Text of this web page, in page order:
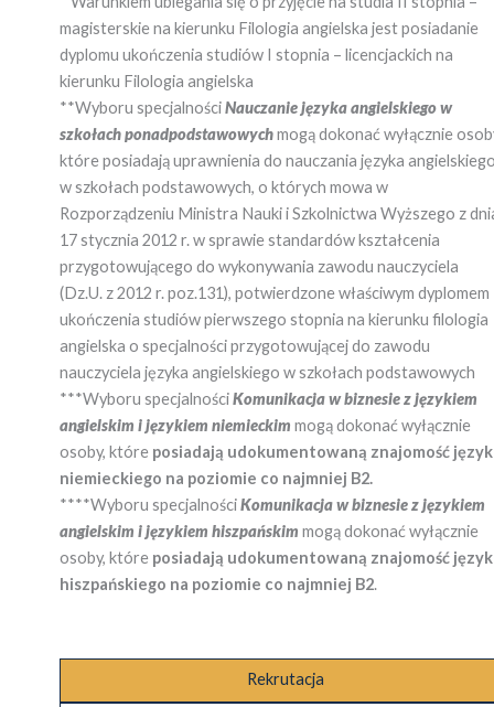
magisterskie na kierunku Filologia angielska jest posiadanie
dyplomu ukończenia studiów I stopnia – licencjackich na
kierunku Filologia angielska
**Wyboru specjalnościNauczanie języka angielskiego w
szkołach ponadpodstawowychmogą dokonać wyłącznie
które posiadają uprawnienia do nauczania języka
w szkołach podstawowych, o których mowa w
Rozporządzeniu Ministra Nauki i Szkolnictwa Wyższego z
17 stycznia 2012 r. w sprawie standardów kształcenia
przygotowującego do wykonywania zawodu nauczyciela
(Dz.U. z 2012 r. poz.131), potwierdzone właściwym dyplomem
ukończenia studiów pierwszego stopnia na kierunku filologia
angielska o specjalności przygotowującej do zawodu
nauczyciela języka angielskiego w szkołach podstawowych
***Wyboru specjalnościKomunikacja w biznesie z językiem
angielskim i językiem niemieckim mogą dokonać wyłącznie
osoby, które posiadają udokumentowaną znajomość
niemieckiego na poziomie co najmniej B2.
****Wyboru specjalnościKomunikacja w biznesie z językiem
angielskim i językiem hiszpańskim mogą dokonać wyłącznie
osoby, które posiadają udokumentowaną znajomość
hiszpańskiego na poziomie co najmniej B2.
Rekrutacja